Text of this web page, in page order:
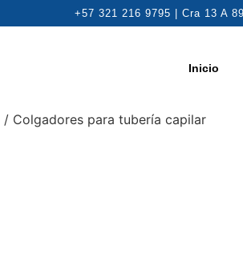
+57 321 216 9795 | Cra 13 A
Inicio
/ Colgadores para tubería capilar